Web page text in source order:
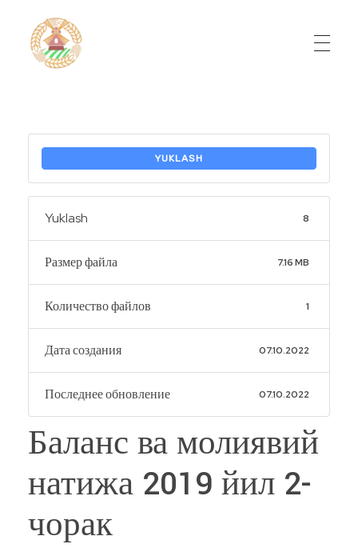
YUKLASH
Yuklash 8
Размер файла 7.16 MB
Количество файлов 1
Дата создания 07.10.2022
Последнее обновление 07.10.2022
Баланс ва молиявий
натижа 2019 йил 2-
чорак